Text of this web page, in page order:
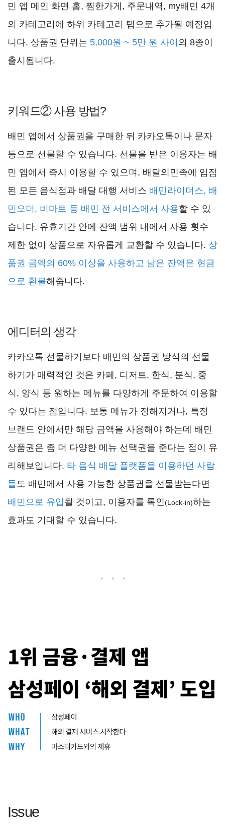
민 앱 메인 화면 홈, 찜한가게, 주문내역, my배민 4개
의 카테고리에 하위 카테고리 탭으로 추가될 예정입
니다. 상품권 단위는 5,000원 ~ 5만 원 사이 의 8종이
출시됩니다.
키워드② 사용 방법?
배민 앱에서 상품권을 구매한 뒤 카카오톡이나 문자
등으로 선물할 수 있습니다. 선물을 받은 이용자는 배
민 앱에서 즉시 이용할 수 있으며, 배달의민족에 입점
된 모든 음식점과 배달 대행 서비스 배민라이더스, 배
민오더, 비마트 등 배민 전 서비스에서 사용할 수 있
습니다. 유효기간 안에 잔액 범위 내에서 사용 횟수
제한 없이 상품으로 자유롭게 교환할 수 있습니다. 상
품권 금액의 60% 이상을 사용하고 남은 잔액은 현금
으로 환불해줍니다.
에디터의 생각
카카오톡 선물하기보다 배민의 상품권 방식의 선물
하기가 매력적인 것은 카페, 디저트, 한식, 분식, 중
식, 양식 등 원하는 메뉴를 다양하게 주문하여 이용할
수 있다는 점입니다. 보통 메뉴가 정해지거나, 특정
브랜드 안에서만 해당 금액을 사용해야 하는데 배민
상품권은 좀 더 다양한 메뉴 선택권을 준다는 점이 유
리해보입니다. 타 음식 배달 플랫폼을 이용하던 사람
들 도 배민에서 사용 가능한 상품권을 선물받는다면
배민으로 유입 될 것이고, 이용자를 록인 (Lock-in)하는
효과도 기대할 수 있습니다.
. . .
Issue